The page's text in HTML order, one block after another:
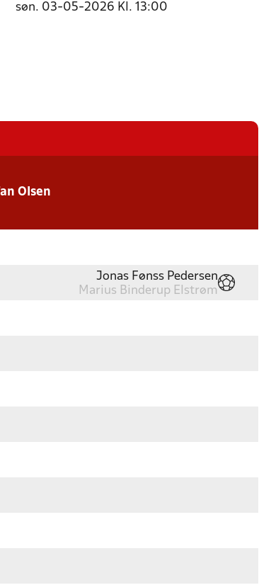
søn. 03-05-2026 Kl. 13:00
Olsen
Jonas Fønss Pedersen
Marius Binderup Elstrøm